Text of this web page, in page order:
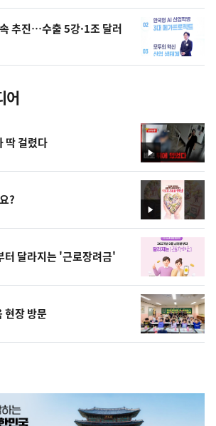
추진…수출 5강·1조 달러
어
영
상
딱 걸렸다
영
상
?
달라지는 '근로장려금'
현장 방문